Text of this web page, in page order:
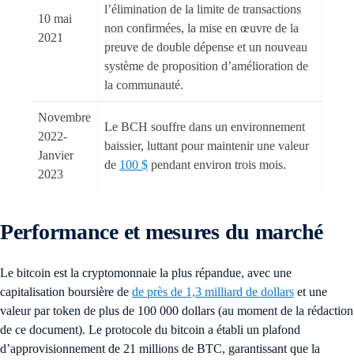
10 mai
2021
l’élimination de la limite de transactions
non confirmées, la mise en œuvre de la
preuve de double dépense et un nouveau
système de proposition d’amélioration de
la communauté.
Novembre
2022-
Janvier
2023
Le BCH souffre dans un environnement
baissier, luttant pour maintenir une valeur
de 100 $ pendant environ trois mois.
Performance et mesures du marché
Le bitcoin est la cryptomonnaie la plus répandue, avec une
capitalisation boursière de de près de 1,3 milliard de dollars et une
valeur par token de plus de 100 000 dollars (au moment de la rédaction
de ce document). Le protocole du bitcoin a établi un plafond
d’approvisionnement de 21 millions de BTC, garantissant que la